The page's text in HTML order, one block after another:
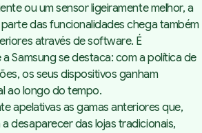
ou um sensor ligeiramente melhor, a
das funcionalidades chega também
através de software. É
Samsung se destaca: com a política de
os seus dispositivos ganham
ao longo do tempo.
apelativas as gamas anteriores que,
desaparecer das lojas tradicionais,